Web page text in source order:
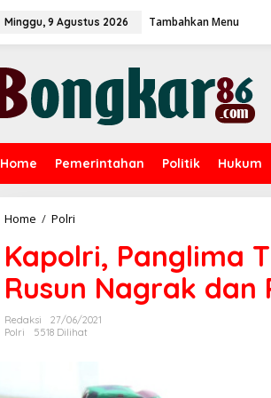
Minggu, 9 Agustus 2026 Tambahkan Menu
Home Pemerintahan Politik Hukum
Home / Polri
p
o
l
i
,
Kapolri, Panglima
Rusun Nagrak dan
Redaksi
27/06/2021
Polri
5518 Dilihat